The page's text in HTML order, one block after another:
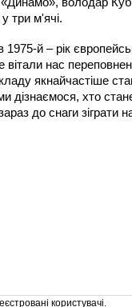
три м'ячі.
1975-й – рік
вітали нас
якнайчастіше
дізнаємося, хто
до снаги зіграти
користувачі.